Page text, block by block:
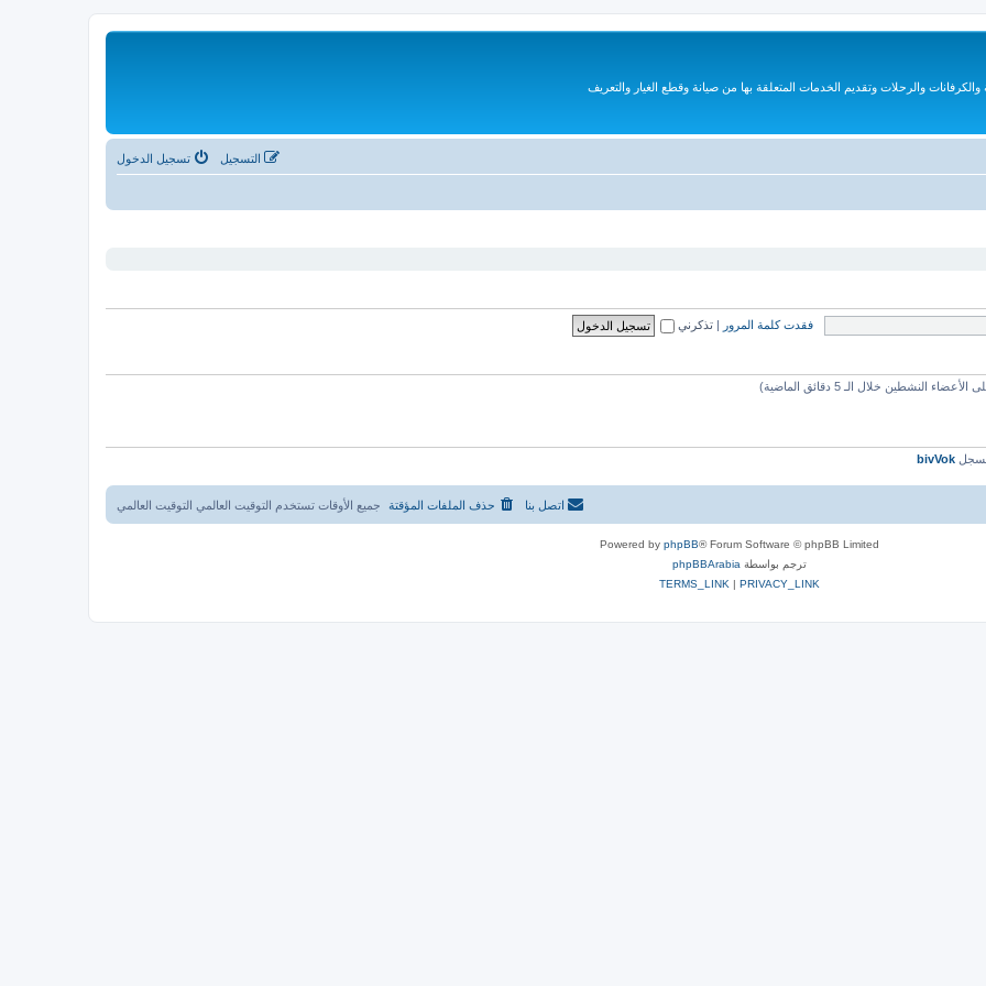
والرحلات وتقديم الخدمات المتعلقة بها من صيانة وقطع الغيار والتعريف
تسجيل الدخول التسجيل
فقدت كلمة المرور | تذكرني
bivVok
جميع الأوقات تستخدم التوقيت العالمي التوقيت العالمي حذف الملفات المؤقتة اتصل بنا
Powered by phpBB® Forum Software © phpBB Limited
ترجم بواسطة phpBBArabia
PRIVACY_LINK
|
TERMS_LINK